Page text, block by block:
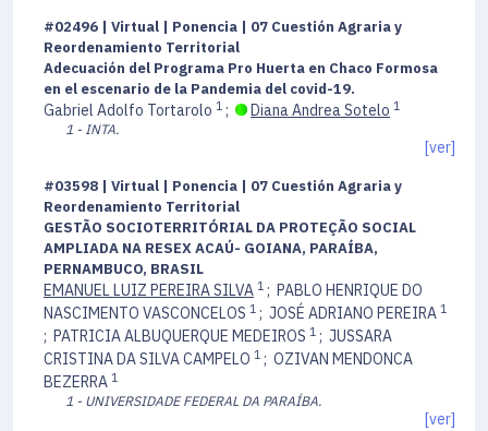
#02496 | Virtual | Ponencia | 07 Cuestión Agraria y
Reordenamiento Territorial
Adecuación del Programa Pro Huerta en Chaco Formosa
en el escenario de la Pandemia del covid-19.
Gabriel Adolfo Tortarolo 1 ; Diana Andrea Sotelo 1
1 - INTA.
[ver]
#03598 | Virtual | Ponencia | 07 Cuestión Agraria y
Reordenamiento Territorial
GESTÃO SOCIOTERRITÓRIAL DA PROTEÇÃO SOCIAL
AMPLIADA NA RESEX ACAÚ- GOIANA, PARAÍBA,
PERNAMBUCO, BRASIL
EMANUEL LUIZ PEREIRA SILVA 1 ; PABLO HENRIQUE DO
NASCIMENTO VASCONCELOS 1 ; JOSÉ ADRIANO PEREIRA 1
; PATRICIA ALBUQUERQUE MEDEIROS 1 ; JUSSARA
CRISTINA DA SILVA CAMPELO 1 ; OZIVAN MENDONCA
BEZERRA 1
1 - UNIVERSIDADE FEDERAL DA PARAÍBA.
[ver]